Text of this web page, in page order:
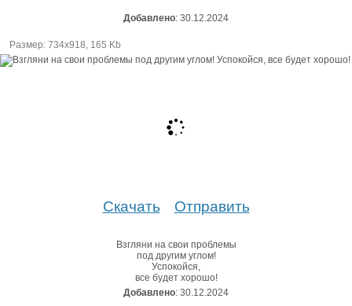
Добавлено: 30.12.2024
Размер: 734х918, 165 Kb
Скачать Отправить
Взгляни на свои проблемы
под другим углом!
Успокойся,
все будет хорошо!
Добавлено: 30.12.2024